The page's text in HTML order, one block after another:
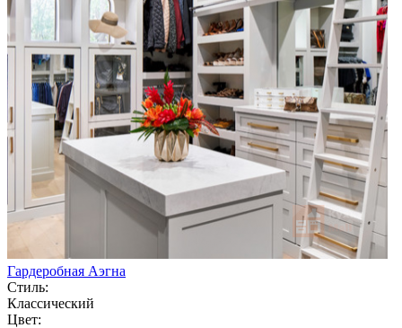
Гардеробная Аэгна
Стиль:
Классический
Цвет: